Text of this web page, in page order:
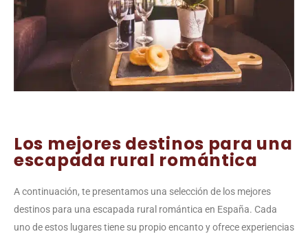
Los mejores destinos para una
escapada rural romántica
A continuación, te presentamos una selección de los mejores
destinos para una escapada rural romántica en España. Cada
uno de estos lugares tiene su propio encanto y ofrece experiencias